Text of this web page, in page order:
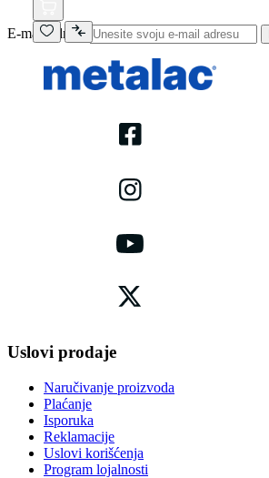
E-mail adresa
Uslovi prodaje
Naručivanje proizvoda
Plaćanje
Isporuka
Reklamacije
Uslovi korišćenja
Program lojalnosti